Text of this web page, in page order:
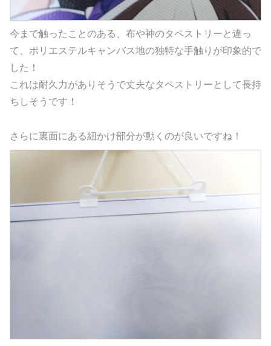
今まで触ったことのある、布や神のタペストリーと違っ
て、ポリエステルキャンバス地の独特な手触りが印象的で
した！
これは耐久力がありそうで丈夫なタペストリーとして長持
ちしそうです！
さらに裏面にある紐かけ部分が動くのが良いですね！